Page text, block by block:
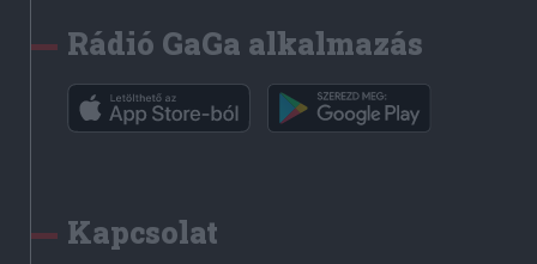
Rádió GaGa alkalmazás
Kapcsolat